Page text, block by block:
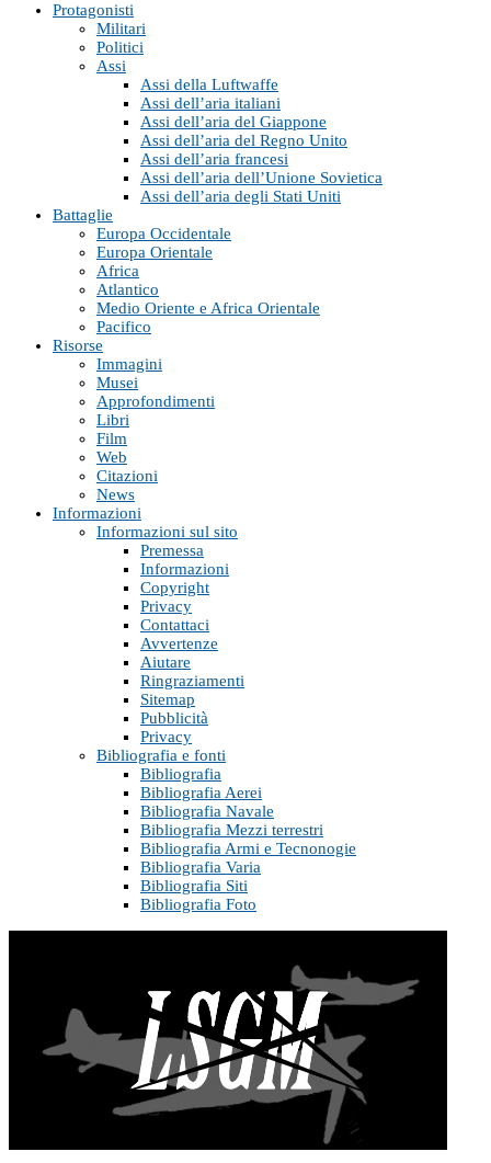
Protagonisti
Militari
Politici
Assi
Assi della Luftwaffe
Assi dell’aria italiani
Assi dell’aria del Giappone
Assi dell’aria del Regno Unito
Assi dell’aria francesi
Assi dell’aria dell’Unione Sovietica
Assi dell’aria degli Stati Uniti
Battaglie
Europa Occidentale
Europa Orientale
Africa
Atlantico
Medio Oriente e Africa Orientale
Pacifico
Risorse
Immagini
Musei
Approfondimenti
Libri
Film
Web
Citazioni
News
Informazioni
Informazioni sul sito
Premessa
Informazioni
Copyright
Privacy
Contattaci
Avvertenze
Aiutare
Ringraziamenti
Sitemap
Pubblicità
Privacy
Bibliografia e fonti
Bibliografia
Bibliografia Aerei
Bibliografia Navale
Bibliografia Mezzi terrestri
Bibliografia Armi e Tecnonogie
Bibliografia Varia
Bibliografia Siti
Bibliografia Foto